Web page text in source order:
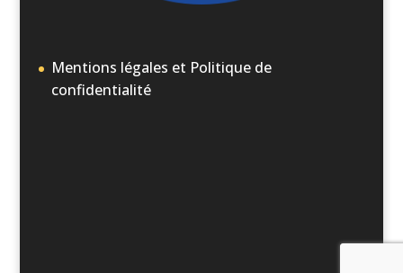
Mentions légales et Politique de
confidentialité